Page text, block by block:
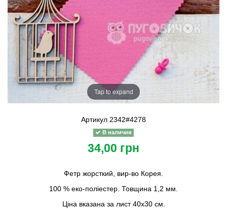
Tap to expand
Артикул 2342#4278
В наличии
34,00 грн
Фетр жорсткий, вир-во Корея.
100 % еко-поліестер. Товщина 1,2 мм.
Ціна вказана за лист 40х30 см.